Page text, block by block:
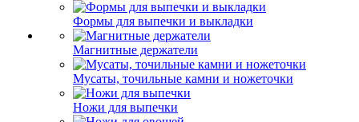
Формы для выпечки и выкладки
Магнитные держатели
Мусаты, точильные камни и ножеточки
Ножи для выпечки